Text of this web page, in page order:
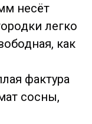
несёт
легко
как
фактура
сосны,